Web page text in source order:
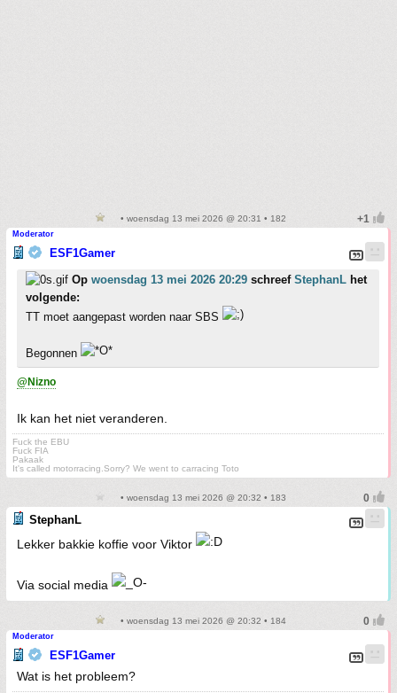
• woensdag 13 mei 2026 @ 20:31 • 182
Moderator
ESF1Gamer
Op woensdag 13 mei 2026 20:29 schreef StephanL het
volgende:
TT moet aangepast worden naar SBS
Begonnen
@Nizno
Ik kan het niet veranderen.
Fuck the EBU
Fuck FIA
Pakaak
It's called motorracing.Sorry? We went to carracing Toto
• woensdag 13 mei 2026 @ 20:32 • 183
StephanL
Lekker bakkie koffie voor Viktor
Via social media
• woensdag 13 mei 2026 @ 20:32 • 184
Moderator
ESF1Gamer
Wat is het probleem?